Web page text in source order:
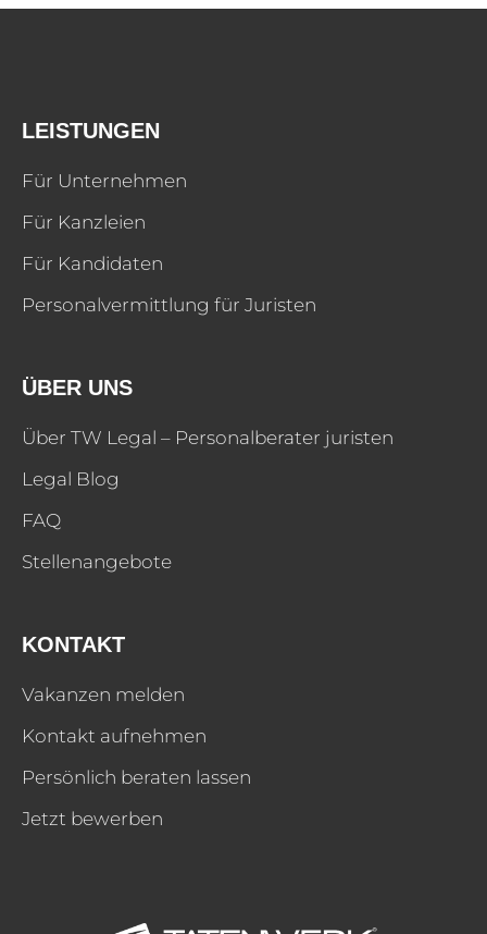
LEISTUNGEN
Für Unternehmen
Für Kanzleien
Für Kandidaten
Personalvermittlung für Juristen
ÜBER UNS
Über TW Legal – Personalberater juristen
Legal Blog
FAQ
Stellenangebote
KONTAKT
Vakanzen melden
Kontakt aufnehmen
Persönlich beraten lassen
Jetzt bewerben